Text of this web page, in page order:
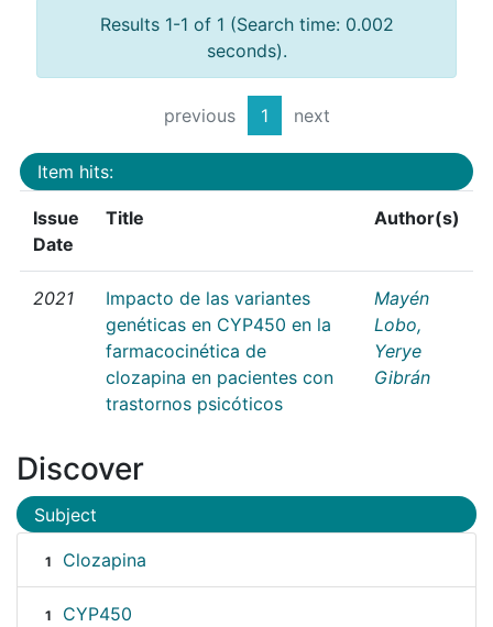
Results 1-1 of 1 (Search time: 0.002
seconds).
previous 1 next
Item hits:
Issue
Date
Title Author(s)
2021
Impacto de las variantes
genéticas en CYP450 en la
farmacocinética de
clozapina en pacientes con
trastornos psicóticos
Mayén
Lobo,
Yerye
Gibrán
Discover
Subject
1 Clozapina
1 CYP450